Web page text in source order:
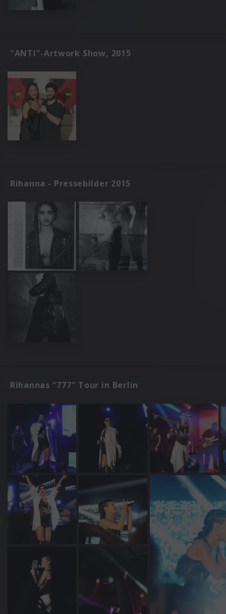
"ANTI"-Artwork Show, 2015
Rihanna - Pressebilder 2015
Rihannas "777" Tour in Berlin